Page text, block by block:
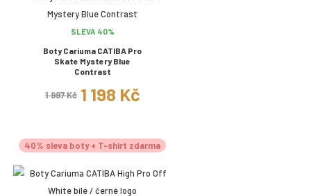
SLEVA 40%
Boty Cariuma CATIBA Pro
Skate Mystery Blue
Contrast
1 997 Kč 1 198 Kč
40% sleva boty + T-shirt zdarma